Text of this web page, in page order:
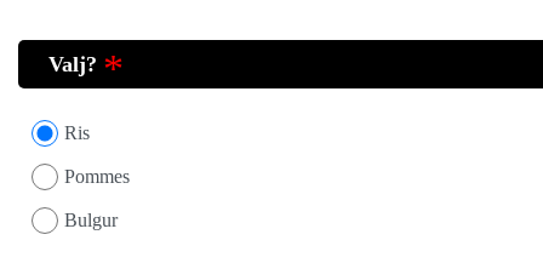
Valj?
Ris
Pommes
Bulgur